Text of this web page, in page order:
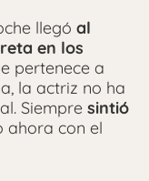
llegó al
en los
pertenece a
la actriz no ha
Siempre sintió
ahora con el